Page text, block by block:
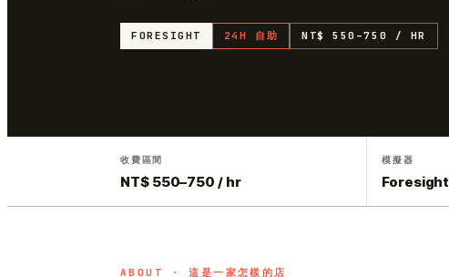
FORESIGHT 24H 自助 NT$ 550–750 / HR
收費區間
NT$ 550–750 / hr
模擬器
Foresight
ABOUT · 這是一家怎樣的店